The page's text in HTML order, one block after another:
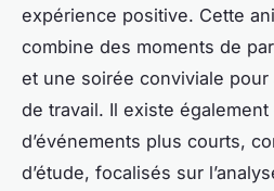
expérience positive. Cette
combine des moments de
et une soirée conviviale pour
de travail. Il existe
d’événements plus courts,
d’étude, focalisés sur